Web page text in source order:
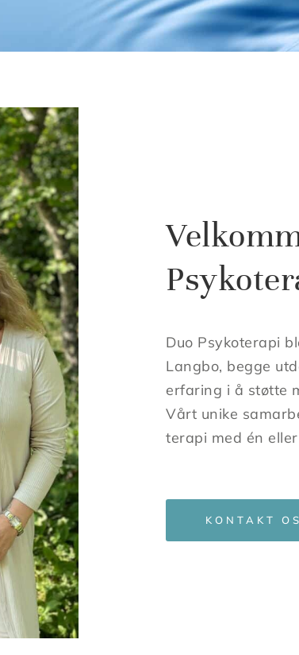
Duo Psykoterapi
Langbo, begge
erfaring i å støtte
Vårt unike
terapi med én
KONTAKT